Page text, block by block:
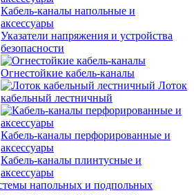
Кабель-каналы напольные и
аксессуары
Указатели напряжения и устройства
безопасности
Огнестойкие кабель-каналы
Лоток
кабельный лестничный
Кабель-каналы перфорированные и
аксессуары
Кабель-каналы плинтусные и
аксессуары